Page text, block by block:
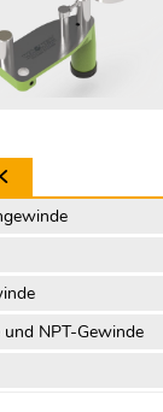
NPT-Gewinde